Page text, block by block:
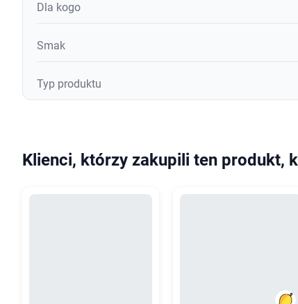
Dla kogo
Smak
Typ produktu
Klienci, którzy zakupili ten produkt,